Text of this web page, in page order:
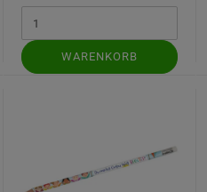
WARENKORB